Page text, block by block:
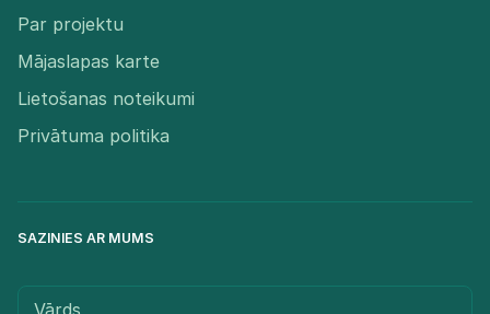
Par projektu
Mājaslapas karte
Lietošanas noteikumi
Privātuma politika
SAZINIES AR MUMS